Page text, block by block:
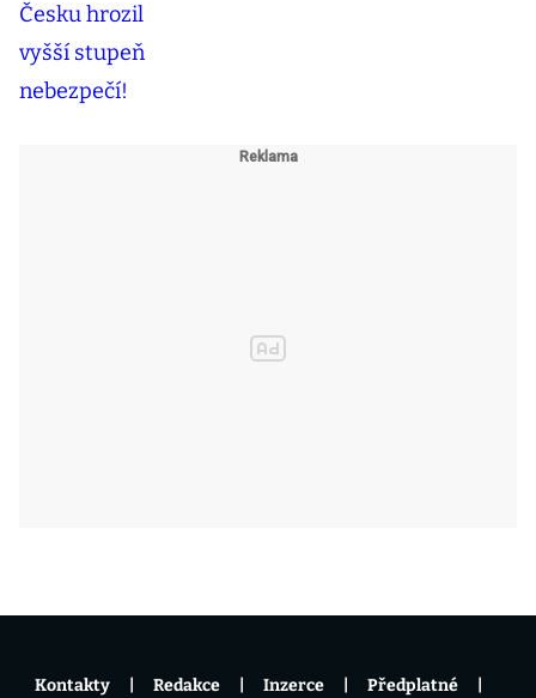
Kontakty Redakce Inzerce Předplatné